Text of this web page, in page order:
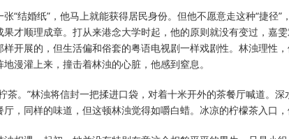
“结婚纸”，他马上就能获得居民身份。但他不愿意走这种“捷径
才顺理成章。打从来港念大学时起，他的原则就没有变过，嘉
开展的，但生活偏和俗套的粤语电视剧一样戏剧性。林浊理性
漫灌上来，撞击着林浊的心脏，他感到窒息。
茶。”林浊将信封一把揉进口袋，对着十米开外的茶餐厅喊道。
，同样的味道，但这顿林浊觉得如嚼白蜡。冰凉的柠檬茶入口，